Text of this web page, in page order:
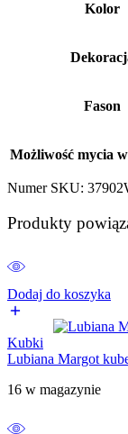
Kolor
Fason
Możliwość mycia
Numer SKU:
Produkty
Dodaj do koszyka
Kubki
Lubiana Margot
16 w magazynie